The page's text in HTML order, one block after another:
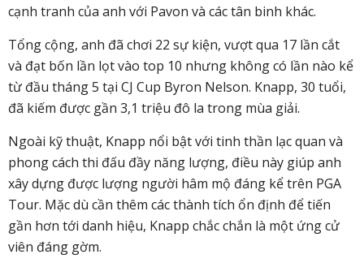
cạnh tranh của anh với Pavon và các tân binh khác.
Tổng cộng, anh đã chơi 22 sự kiện, vượt qua 17 lần cắt
và đạt bốn lần lọt vào top 10 nhưng không có lần nào kể
từ đầu tháng 5 tại CJ Cup Byron Nelson. Knapp, 30 tuổi,
đã kiếm được gần 3,1 triệu đô la trong mùa giải.
Ngoài kỹ thuật, Knapp nổi bật với tinh thần lạc quan và
phong cách thi đấu đầy năng lượng, điều này giúp anh
xây dựng được lượng người hâm mộ đáng kể trên PGA
Tour. Mặc dù cần thêm các thành tích ổn định để tiến
gần hơn tới danh hiệu, Knapp chắc chắn là một ứng cử
viên đáng gờm.